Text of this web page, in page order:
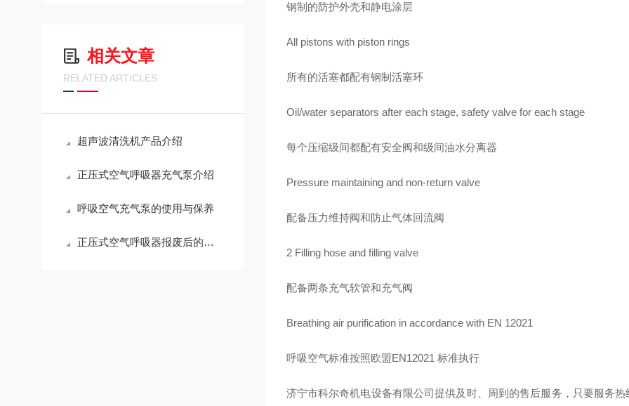
相关文章
RELATED ARTICLES
超声波清洗机产品介绍
正压式空气呼吸器充气泵介绍
呼吸空气充气泵的使用与保养
正压式空气呼吸器报废后的处理方法
钢制的防护外壳和静电涂层
All pistons with piston rings
所有的活塞都配有钢制活塞环
Oil/water separators after each stage, safety valve for each stage
每个压缩级间都配有安全阀和级间油水分离器
Pressure maintaining and non-return valve
配备压力维持阀和防止气体回流阀
2 Filling hose and filling valve
配备两条充气软管和充气阀
Breathing air purification in accordance with EN 12021
呼吸空气标准按照欧盟EN12021 标准执行
济宁市科尔奇机电设备有限公司提供及时、周到的售后服务，只要服务